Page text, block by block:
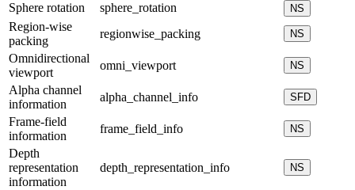
Sphere rotation sphere_rotation NS
Region-wise
packing
regionwise_packing NS
Omnidirectional
viewport
omni_viewport NS
Alpha channel
information
alpha_channel_info SFD
Frame-field
information
frame_field_info NS
Depth
representation
information
depth_representation_info NS